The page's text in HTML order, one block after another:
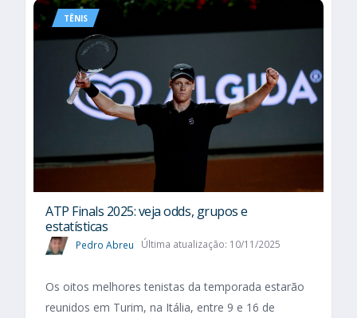
TÊNIS
ATP Finals 2025: veja odds, grupos e
estatísticas
Pedro Abreu Última atualização: 10/11/2025
Os oitos melhores tenistas da temporada estarão
reunidos em Turim, na Itália, entre 9 e 16 de